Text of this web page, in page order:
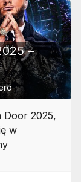
–
Door 2025,
w